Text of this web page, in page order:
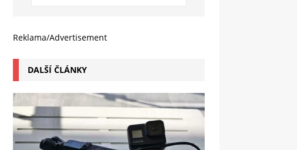
Reklama/Advertisement
DALŠÍ ČLÁNKY